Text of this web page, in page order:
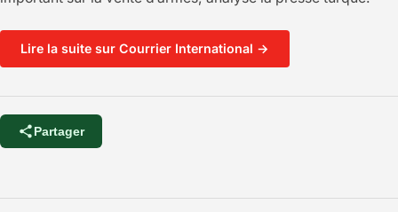
Lire la suite sur Courrier International →
Partager